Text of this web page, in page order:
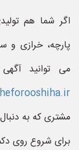
اگر شما هم
پارچه، خرازی و
می توانید
مشتری که به
برای شروع روی